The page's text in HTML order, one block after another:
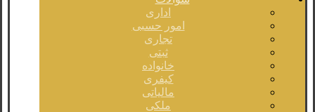
اداری
امور حسبی
تجاری
ثبتی
خانواده
کیفری
مالیاتی
ملکی